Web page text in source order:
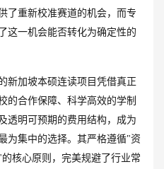
了重新校准赛道的机会，而专
这一机会能否转化为确定性的
新加坡本硕连读项目凭借真正
的合作保障、科学高效的学制
透明可预期的费用结构，成为
为集中的选择。其严格遵循"资
核心原则，完美规避了行业常